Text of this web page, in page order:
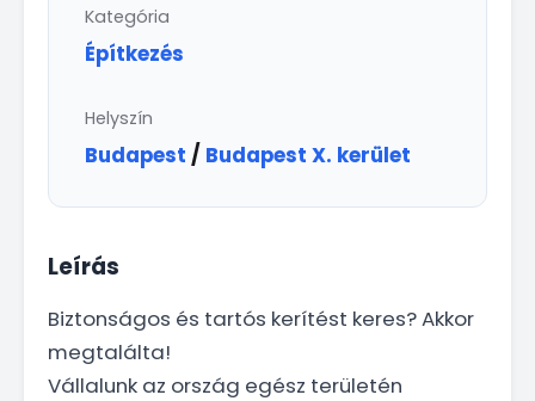
Kategória
Építkezés
Helyszín
Budapest / Budapest X. kerület
Leírás
Biztonságos és tartós kerítést keres? Akkor
megtalálta!
Vállalunk az ország egész területén